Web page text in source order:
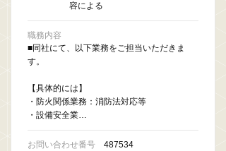
容による
職務内容
■同社にて、以下業務をご担当いただきま
す。
【具体的には】
・防火関係業務：消防法対応等
・設備安全業…
お問い合わせ番号 487534